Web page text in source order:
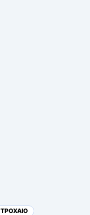
ΤΡΟΧΑΙΟ